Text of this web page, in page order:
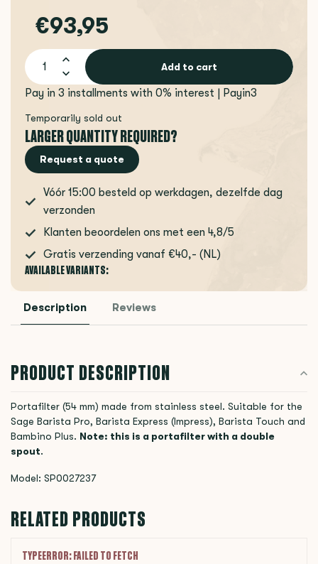
€93,95
Add to cart
Pay in 3 installments with 0% interest | Payin3
Temporarily sold out
LARGER QUANTITY REQUIRED?
Request a quote
Vóór 15:00 besteld op werkdagen, dezelfde dag
verzonden
Klanten beoordelen ons met een 4,8/5
Gratis verzending vanaf €40,- (NL)
AVAILABLE VARIANTS:
Description Reviews
PRODUCT DESCRIPTION
Portafilter (54 mm) made from stainless steel. Suitable for the
Sage Barista Pro, Barista Express (Impress), Barista Touch and
Bambino Plus. Note: this is a portafilter with a double
spout.
Model: SP0027237
RELATED PRODUCTS
TYPEERROR: FAILED TO FETCH